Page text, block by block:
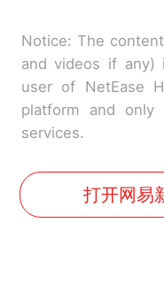
Notice: The
and videos if any)
user of NetEase
platform and only
services.
打开网易